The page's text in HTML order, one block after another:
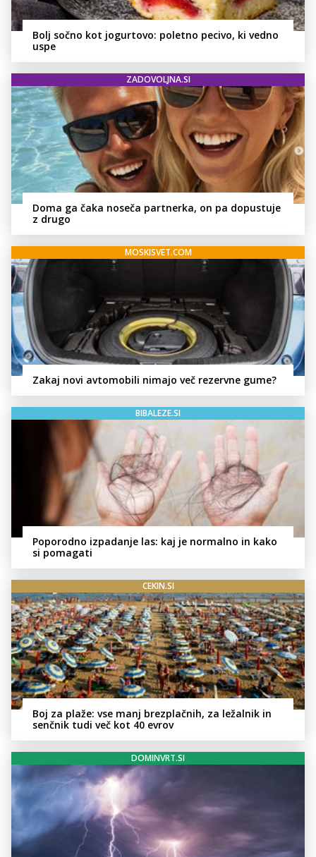
Bolj sočno kot jogurtovo: poletno pecivo, ki vedno
uspe
ZADOVOLJNA.SI
Doma ga čaka noseča partnerka, on pa dopustuje
z drugo
MOSKISVET.COM
Zakaj novi avtomobili nimajo več rezervne gume?
BIBALEZE.SI
Poporodno izpadanje las: kaj je normalno in kako
si pomagati
CEKIN.SI
Boj za plaže: vse manj brezplačnih, za ležalnik in
senčnik tudi več kot 40 evrov
DOMINVRT.SI